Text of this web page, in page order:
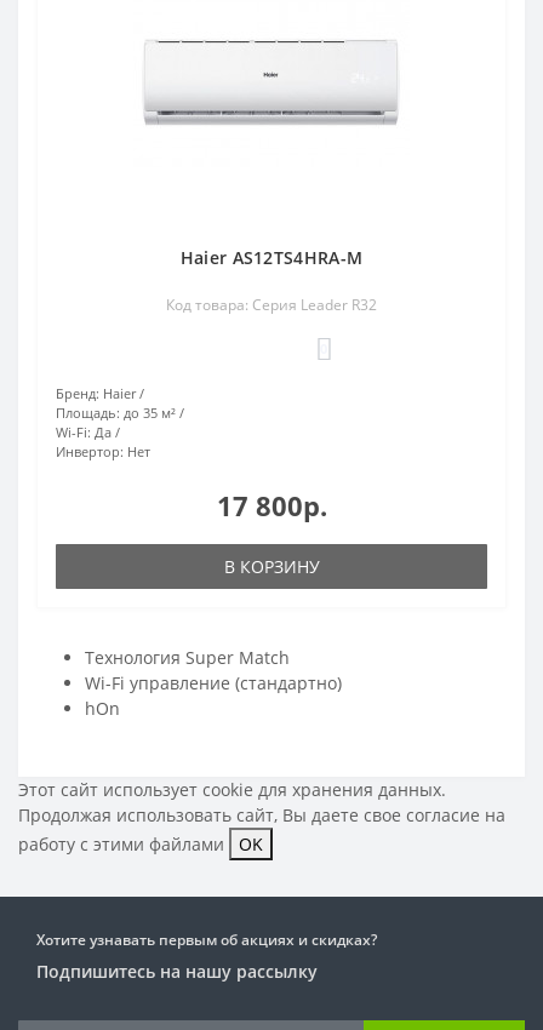
Haier AS12TS4HRA-M
Код товара: Серия Leader R32
Бренд: Haier
Площадь: до 35 м²
Wi-Fi: Да
Инвертор: Нет
17 800р.
В КОРЗИНУ
Технология Super Match
Wi-Fi управление (стандартно)
hOn
Этот сайт использует cookie для хранения данных.
Продолжая использовать сайт, Вы даете свое согласие на
работу с этими файлами
OK
Хотите узнавать первым об акциях и скидках?
Подпишитесь на нашу рассылку